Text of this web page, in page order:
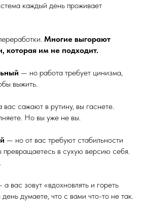
каждый день проживает
Многие выгорают
которая им не подходит.
— но работа требует цинизма,
выжить.
сажают в рутину, вы гаснете.
Но вы уже не вы.
— но от вас требуют стабильности
превращаетесь в сухую версию себя.
а вас зовут «вдохновлять и гореть
думаете, что с вами что-то не так.